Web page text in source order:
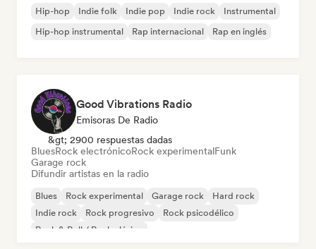
Hip-hop Indie folk Indie pop Indie rock
Instrumental
Hip-hop instrumental
Rap internacional Rap en inglés
Good Vibrations Radio
Emisoras De Radio
&gt; 2900 respuestas dadas
BluesRock electrónicoRock experimentalFunk
Garage rock
Difundir artistas en la radio
Blues Rock experimental Garage rock
Hard rock
Indie rock
Rock progresivo
Rock psicodélico
Rock & Roll / Rock clásico